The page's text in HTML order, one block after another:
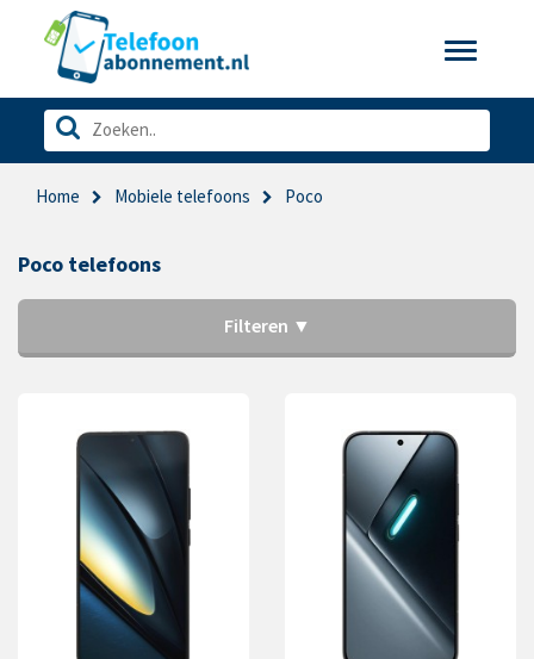
Toggle
Home Mobiele telefoons Poco
Poco telefoons
Filteren ▼